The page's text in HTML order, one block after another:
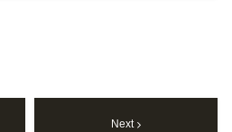
Next